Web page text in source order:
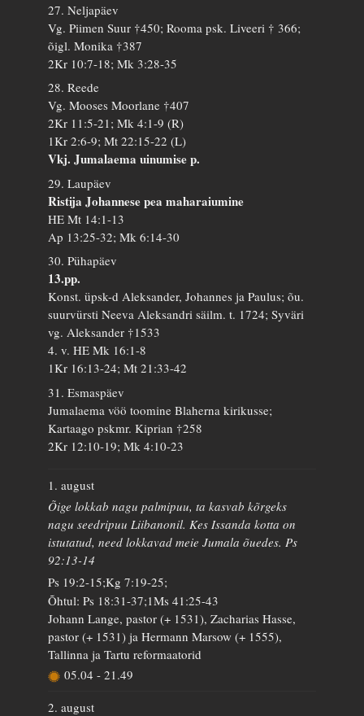
27. Neljapäev
Vg. Piimen Suur †450; Rooma psk. Liveeri † 366;
õigl. Monika †387
2Kr 10:7-18; Mk 3:28-35
28. Reede
Vg. Mooses Moorlane †407
2Kr 11:5-21; Mk 4:1-9 (R)
1Kr 2:6-9; Mt 22:15-22 (L)
Vkj. Jumalaema uinumise p.
29. Laupäev
Ristija Johannese pea maharaiumine
HE Mt 14:1-13
Ap 13:25-32; Mk 6:14-30
30. Pühapäev
13.pp.
Konst. üpsk-d Aleksander, Johannes ja Paulus; õu.
suurvürsti Neeva Aleksandri säilm. t. 1724; Syväri
vg. Aleksander †1533
4. v. HE Mk 16:1-8
1Kr 16:13-24; Mt 21:33-42
31. Esmaspäev
Jumalaema vöö toomine Blaherna kirikusse;
Kartaago pskmr. Kiprian †258
2Kr 12:10-19; Mk 4:10-23
1. august
Õige lokkab nagu palmipuu, ta kasvab kõrgeks
nagu seedripuu Liibanonil. Kes Issanda kotta on
istutatud, need lokkavad meie Jumala õuedes. Ps
92:13-14
Ps 19:2-15;Kg 7:19-25;
Õhtul: Ps 18:31-37;1Ms 41:25-43
Johann Lange, pastor (+ 1531), Zacharias Hasse,
pastor (+ 1531) ja Hermann Marsow (+ 1555),
Tallinna ja Tartu reformaatorid
05.04 - 21.49
2. august